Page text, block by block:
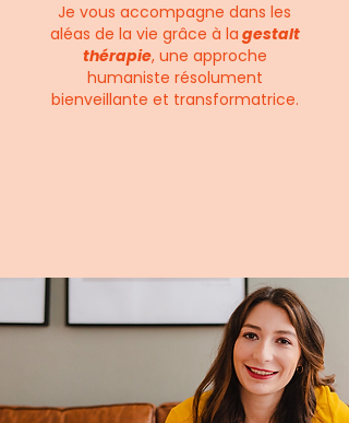
Je vous accompagne dans les
aléas de la vie grâce à la gestalt
thérapie, une approche
humaniste résolument
bienveillante et transformatrice.